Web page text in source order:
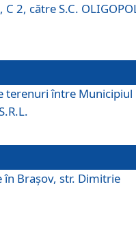
2, către S.C.
terenuri între Municipiul
Braşov, str. Dimitrie